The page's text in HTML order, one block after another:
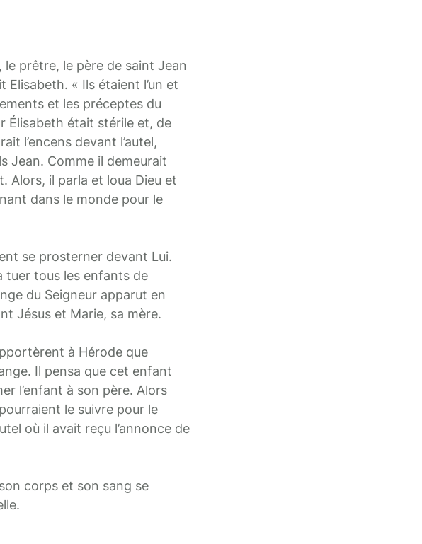
le prêtre, le père de saint Jean
Elisabeth. « Ils étaient l’un et
et les préceptes du
Élisabeth était stérile et, de
l’encens devant l’autel,
Jean. Comme il demeurait
Alors, il parla et loua Dieu et
dans le monde pour le
se prosterner devant Lui.
tuer tous les enfants de
du Seigneur apparut en
Jésus et Marie, sa mère.
à Hérode que
Il pensa que cet enfant
l’enfant à son père. Alors
le suivre pour le
où il avait reçu l’annonce de
corps et son sang se